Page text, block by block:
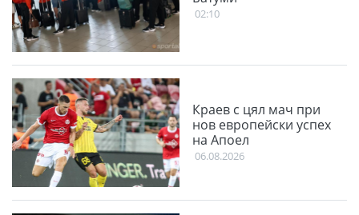
02:10
Краев с цял мач при
нов европейски успех
на Апоел
06.08.2026